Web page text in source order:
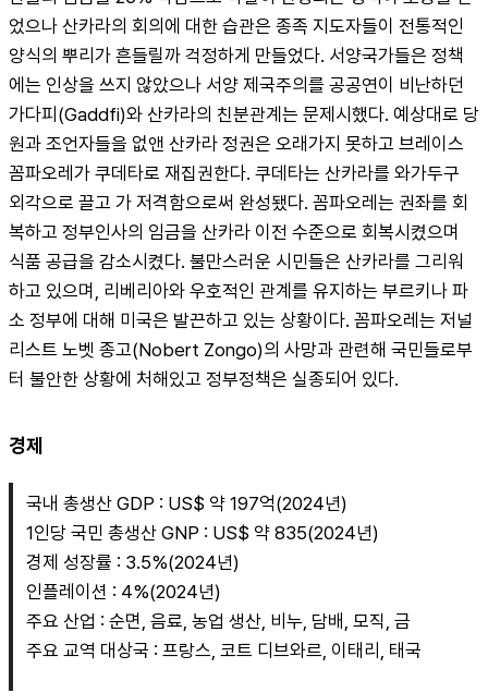
었으나 산카라의 회의에 대한 습관은 종족 지도자들이 전통적인
양식의 뿌리가 흔들릴까 걱정하게 만들었다. 서양국가들은 정책
에는 인상을 쓰지 않았으나 서양 제국주의를 공공연이 비난하던
가다피(Gaddfi)와 산카라의 친분관계는 문제시했다. 예상대로 당
원과 조언자들을 없앤 산카라 정권은 오래가지 못하고 브레이스
꼼파오레가 쿠데타로 재집권한다. 쿠데타는 산카라를 와가두구
외각으로 끌고 가 저격함으로써 완성됐다. 꼼파오레는 권좌를 회
복하고 정부인사의 임금을 산카라 이전 수준으로 회복시켰으며
식품 공급을 감소시켰다. 불만스러운 시민들은 산카라를 그리워
하고 있으며, 리베리아와 우호적인 관계를 유지하는 부르키나 파
소 정부에 대해 미국은 발끈하고 있는 상황이다. 꼼파오레는 저널
리스트 노벳 종고(Nobert Zongo)의 사망과 관련해 국민들로부
터 불안한 상황에 처해있고 정부정책은 실종되어 있다.
경제
국내 총생산 GDP : US$ 약 197억(2024년)
1인당 국민 총생산 GNP : US$ 약 835(2024년)
경제 성장률 : 3.5%(2024년)
인플레이션 : 4%(2024년)
주요 산업 : 순면, 음료, 농업 생산, 비누, 담배, 모직, 금
주요 교역 대상국 : 프랑스, 코트 디브와르, 이태리, 태국